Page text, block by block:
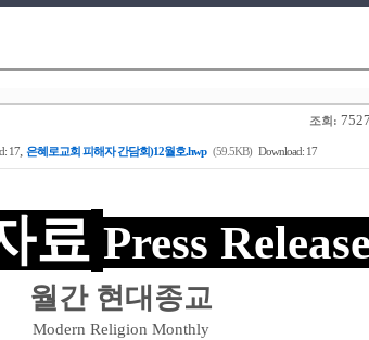
조회:
17, 은혜로교회 피해자 간담회)12월호.hwp (59.5KB) Download: 17
료 Press Release
월간 현대종교
Modern Religion Monthly